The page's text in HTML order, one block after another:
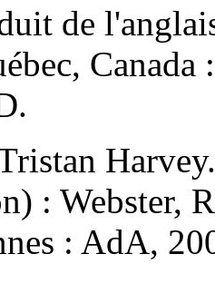
de
: Webster,
: AdA,